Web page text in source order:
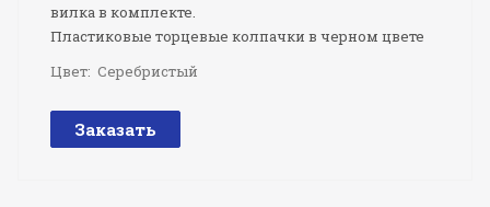
вилка в комплекте.
Пластиковые торцевые колпачки в черном цвете
Цвет: Серебристый
Заказать